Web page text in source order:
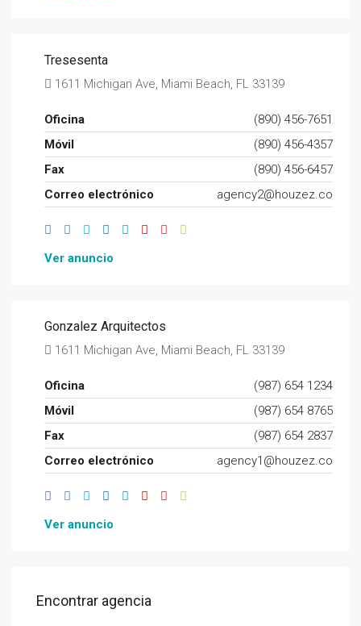
Tresesenta
1611 Michigan Ave, Miami Beach, FL 33139
Oficina
(890) 456-7651
Móvil
(890) 456-4357
Fax
(890) 456-6457
Correo electrónico
agency2@houzez.co
Ver anuncio
Gonzalez Arquitectos
1611 Michigan Ave, Miami Beach, FL 33139
Oficina
(987) 654 1234
Móvil
(987) 654 8765
Fax
(987) 654 2837
Correo electrónico
agency1@houzez.co
Ver anuncio
Encontrar agencia